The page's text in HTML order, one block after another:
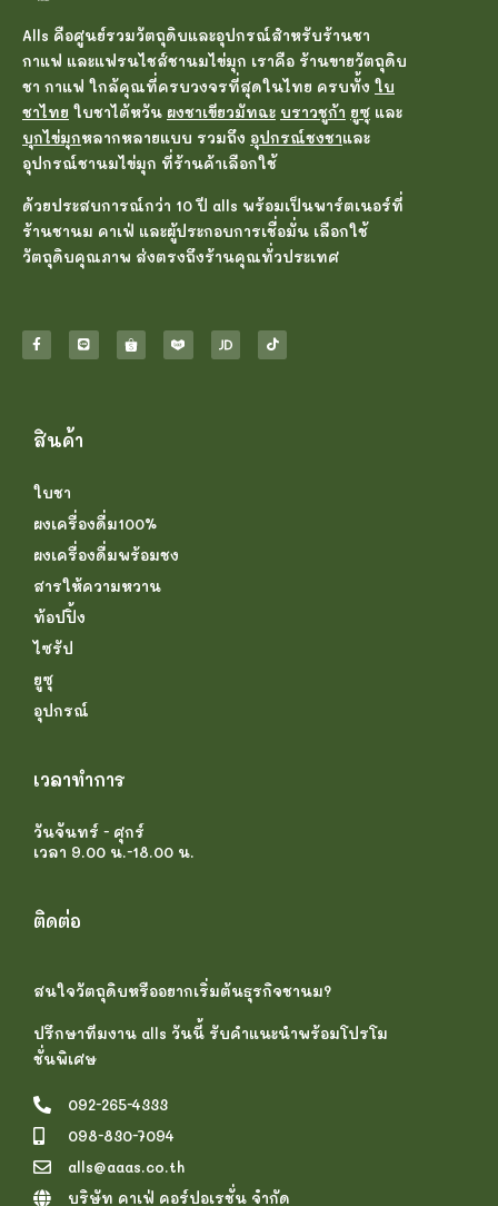
Alls คือศูนย์รวมวัตถุดิบและอุปกรณ์สำหรับร้านชา
กาแฟ และแฟรนไชส์ชานมไข่มุก เราคือ ร้านขายวัตถุดิบ
ชา กาแฟ ใกล้คุณที่ครบวงจรที่สุดในไทย ครบทั้ง ใบ
ชาไทย ใบชาไต้หวัน ผงชาเขียวมัทฉะ บราวชูก้า ยูซุ และ
บุกไข่มุกหลากหลายแบบ รวมถึง อุปกรณ์ชงชาและ
อุปกรณ์ชานมไข่มุก ที่ร้านค้าเลือกใช้
ด้วยประสบการณ์กว่า 10 ปี alls พร้อมเป็นพาร์ตเนอร์ที่
ร้านชานม คาเฟ่ และผู้ประกอบการเชื่อมั่น เลือกใช้
วัตถุดิบคุณภาพ ส่งตรงถึงร้านคุณทั่วประเทศ
สินค้า
ใบชา
ผงเครื่องดื่ม100%
ผงเครื่องดื่มพร้อมชง
สารให้ความหวาน
ท้อปปิ้ง
ไซรัป
ยูซุ
อุปกรณ์
เวลาทำการ
วันจันทร์ - ศุกร์
เวลา 9.00 น.-18.00 น.
ติดต่อ
สนใจวัตถุดิบหรืออยากเริ่มต้นธุรกิจชานม?
ปรึกษาทีมงาน alls วันนี้ รับคำแนะนำพร้อมโปรโม
ชั่นพิเศษ
092-265-4333
098-830-7094
alls@aaas.co.th
บริษัท คาเฟ่ คอร์ปอเรชั่น จำกัด